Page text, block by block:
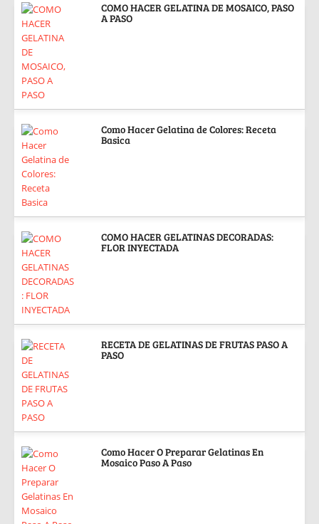
COMO HACER GELATINA DE MOSAICO, PASO
A PASO
Como Hacer Gelatina de Colores: Receta
Basica
COMO HACER GELATINAS DECORADAS:
FLOR INYECTADA
RECETA DE GELATINAS DE FRUTAS PASO A
PASO
Como Hacer O Preparar Gelatinas En
Mosaico Paso A Paso